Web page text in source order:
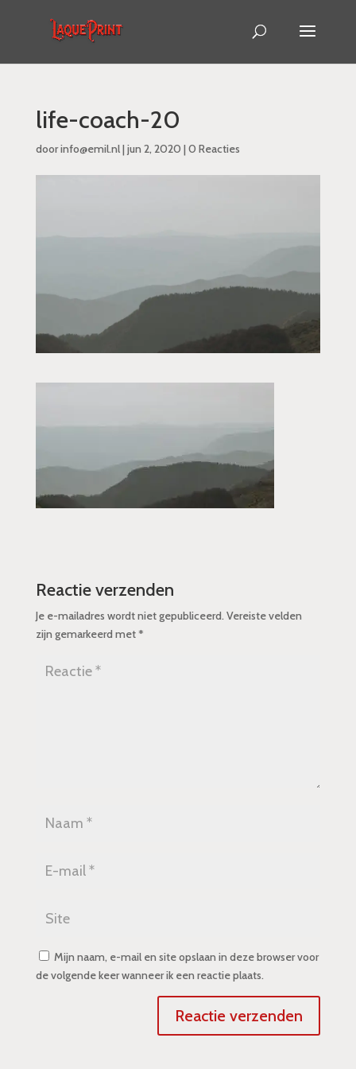
life-coach-20
doorinfo@emil.nl| jun 2, 2020 | 0 Reacties
Reactie verzenden
Je e-mailadres wordt niet gepubliceerd. Vereiste velden
zijn gemarkeerd met*
Mijn naam, e-mail en site opslaan in deze browser voor
de volgende keer wanneer ik een reactie plaats.